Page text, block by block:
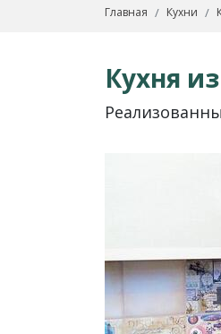
Главная Кухни
Кухня